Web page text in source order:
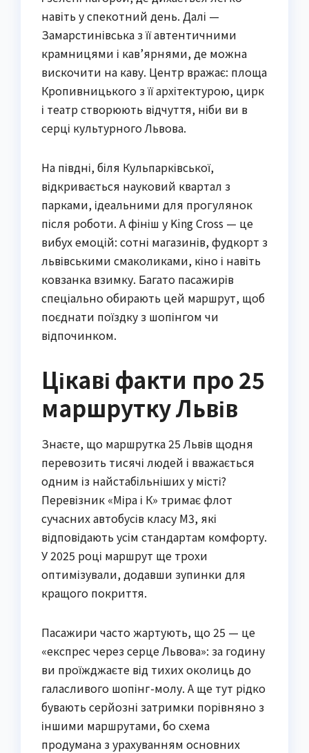
навіть у спекотний день. Далі —
Замарстинівська з її автентичними
крамницями і кав’ярнями, де можна
вискочити на каву. Центр вражає: площа
Кропивницького з її архітектурою, цирк
і театр створюють відчуття, ніби ви в
серці культурного Львова.
На півдні, біля Кульпарківської,
відкривається науковий квартал з
парками, ідеальними для прогулянок
після роботи. А фініш у King Cross — це
вибух емоцій: сотні магазинів, фудкорт з
львівськими смаколиками, кіно і навіть
ковзанка взимку. Багато пасажирів
спеціально обирають цей маршрут, щоб
поєднати поїздку з шопінгом чи
відпочинком.
Цікаві факти про 25
маршрутку Львів
Знаєте, що маршрутка 25 Львів щодня
перевозить тисячі людей і вважається
одним із найстабільніших у місті?
Перевізник «Міра і К» тримає флот
сучасних автобусів класу М3, які
відповідають усім стандартам комфорту.
У 2025 році маршрут ще трохи
оптимізували, додавши зупинки для
кращого покриття.
Пасажири часто жартують, що 25 — це
«експрес через серце Львова»: за годину
ви проїжджаєте від тихих околиць до
галасливого шопінг-молу. А ще тут рідко
бувають серйозні затримки порівняно з
іншими маршрутами, бо схема
продумана з урахуванням основних